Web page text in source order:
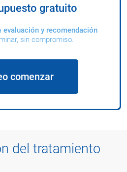
gratuito
evaluación y recomendación
sin compromiso.
comenzar
del tratamiento